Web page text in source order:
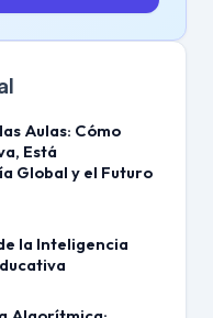
Aulas: Cómo
Está
Global y el Futuro
la Inteligencia